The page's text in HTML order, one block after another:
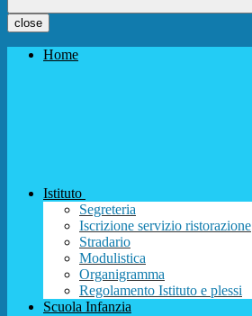
close
Home
Istituto
Segreteria
Iscrizione servizio ristorazione
Stradario
Modulistica
Organigramma
Regolamento Istituto e plessi
Scuola Infanzia